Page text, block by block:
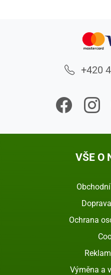
+420
VŠE O
Ochrana
Výměna a